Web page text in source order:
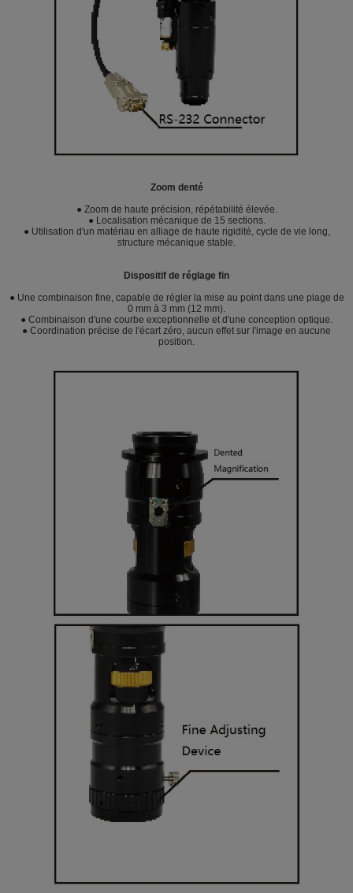
Zoom denté
● Zoom de haute précision, répétabilité élevée.
● Localisation mécanique de 15 sections.
● Utilisation d'un matériau en alliage de haute rigidité, cycle de vie long,
structure mécanique stable.
Dispositif de réglage fin
● Une combinaison fine, capable de régler la mise au point dans une plage de
0 mm à 3 mm (12 mm).
● Combinaison d'une courbe exceptionnelle et d'une conception optique.
● Coordination précise de l'écart zéro, aucun effet sur l'image en aucune
position.